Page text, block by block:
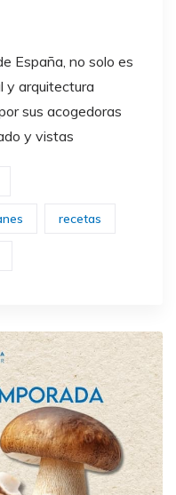
España, no solo es
y arquitectura
sus acogedoras
y vistas
recetas